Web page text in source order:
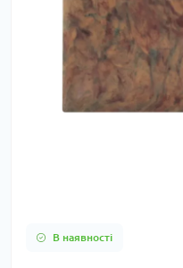
В наявності